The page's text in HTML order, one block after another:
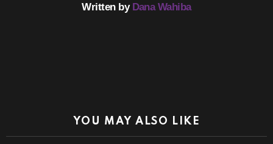
Written by Dana Wahiba
YOU MAY ALSO LIKE